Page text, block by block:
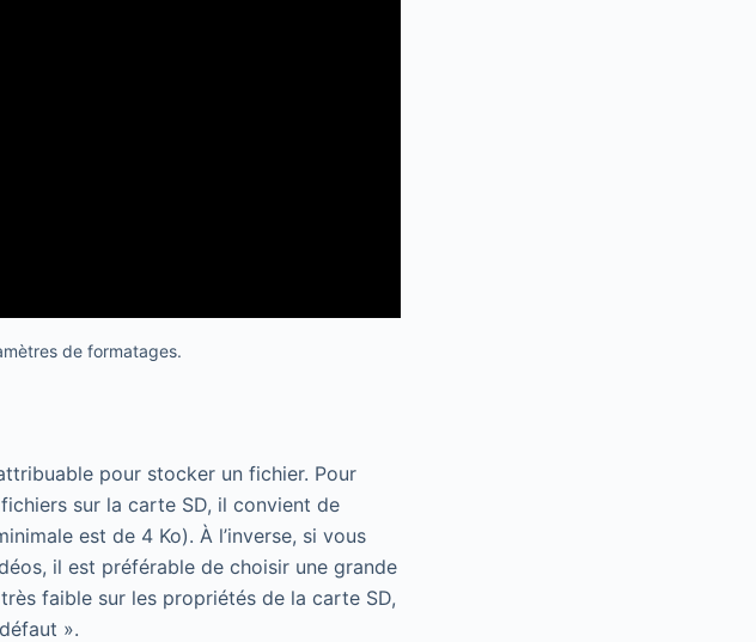
de formatages.
pour stocker un fichier. Pour
sur la carte SD, il convient de
est de 4 Ko). À l’inverse, si vous
il est préférable de choisir une grande
faible sur les propriétés de la carte SD,
».